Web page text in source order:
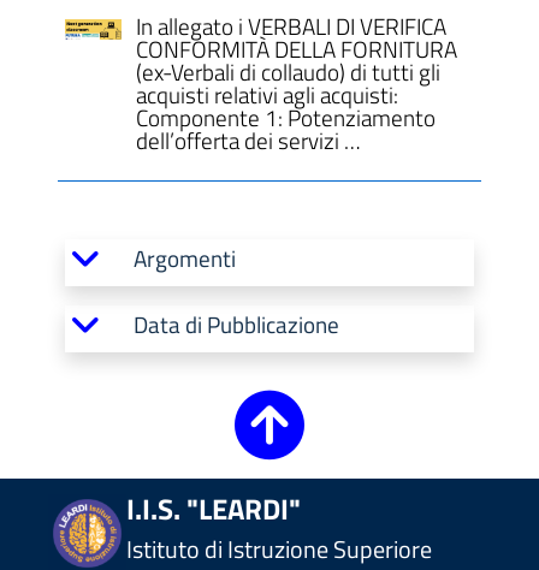
In allegato i VERBALI DI VERIFICA
CONFORMITÀ DELLA FORNITURA
(ex-Verbali di collaudo) di tutti gli
acquisti relativi agli acquisti:
Componente 1: Potenziamento
dell’offerta dei servizi …
Argomenti
Data di Pubblicazione
I.I.S. "LEARDI"
Istituto di Istruzione Superiore